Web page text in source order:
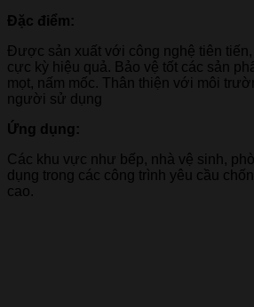
Đặc điểm:
Được sản xuất với công nghệ tiên
cực kỳ hiệu quả. Bảo vệ tốt các sản
mọt, nấm mốc. Thân thiện với môi
người sử dụng
Ứng dụng:
Các khu vực như bếp, nhà vệ sinh,
dụng trong các công trình yêu cầu
cao.